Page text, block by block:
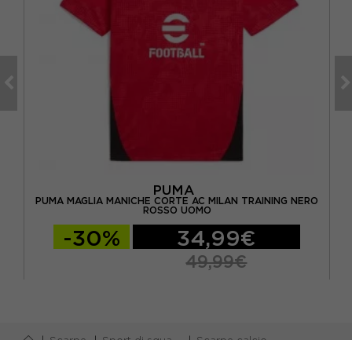
PUMA
PUMA MAGLIA MANICHE CORTE AC MILAN TRAINING NERO
ROSSO UOMO
-30% 34,99€
49,99€